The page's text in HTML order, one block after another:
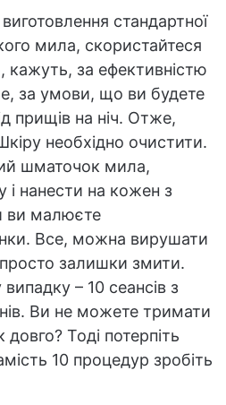
стандартної
мила, скористайтеся
за ефективністю
за умови, що ви будете
прищів на ніч. Отже,
необхідно очистити.
шматочок мила,
і нанести на кожен з
ви малюєте
Все, можна вирушати
залишки змити.
– 10 сеансів з
Ви не можете тримати
Тоді потерпіть
10 процедур зробіть